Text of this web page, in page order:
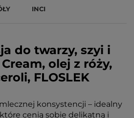
INCI
do twarzy, szyi i
olej z róży,
FLOSLEK
konsystencji – idealny
cenią sobie delikatną i